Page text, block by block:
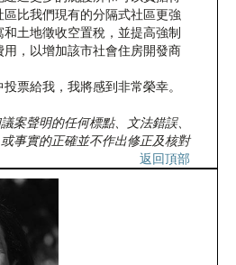
比我們現有的分隔式社區更強
土地徵收空置稅，並提高強制
，以增加該市社會住房開發商
票給我，我將感到非常榮幸。
案聲明的任何標點、文法錯誤、
或事實的正確並不作出修正及核對
返回頂部